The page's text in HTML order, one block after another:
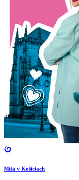
Miša v Košiciach